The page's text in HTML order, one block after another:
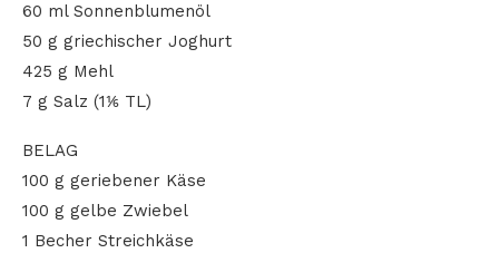
60 ml Sonnenblumenöl
50 g griechischer Joghurt
425 g Mehl
7 g Salz (1⅙ TL)
BELAG
100 g geriebener Käse
100 g gelbe Zwiebel
1 Becher Streichkäse